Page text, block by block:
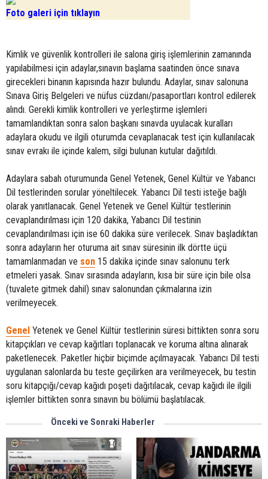
Foto galeri için tıklayın
Kimlik ve güvenlik kontrolleri ile salona giriş işlemlerinin zamanında
yapılabilmesi için adaylar,sınavın başlama saatinden önce sınava
girecekleri binanın kapısında hazır bulundu. Adaylar, sınav salonuna
Sınava Giriş Belgeleri ve nüfus cüzdanı/pasaportları kontrol edilerek
alındı. Gerekli kimlik kontrolleri ve yerleştirme işlemleri
tamamlandıktan sonra salon başkanı sınavda uyulacak kuralları
adaylara okudu ve ilgili oturumda cevaplanacak test için kullanılacak
sınav evrakı ile içinde kalem, silgi bulunan kutular dağıtıldı.
Adaylara sabah oturumunda Genel Yetenek, Genel Kültür ve Yabancı
Dil testlerinden sorular yöneltilecek. Yabancı Dil testi isteğe bağlı
olarak yanıtlanacak. Genel Yetenek ve Genel Kültür testlerinin
cevaplandırılması için 120 dakika, Yabancı Dil testinin
cevaplandırılması için ise 60 dakika süre verilecek. Sınav başladıktan
sonra adayların her oturuma ait sınav süresinin ilk dörtte üçü
tamamlanmadan ve son 15 dakika içinde sınav salonunu terk
etmeleri yasak. Sınav sırasında adayların, kısa bir süre için bile olsa
(tuvalete gitmek dahil) sınav salonundan çıkmalarına izin
verilmeyecek.
Genel Yetenek ve Genel Kültür testlerinin süresi bittikten sonra soru
kitapçıkları ve cevap kağıtları toplanacak ve koruma altına alınarak
paketlenecek. Paketler hiçbir biçimde açılmayacak. Yabancı Dil testi
uygulanan salonlarda bu teste geçilirken ara verilmeyecek, bu testin
soru kitapçığı/cevap kağıdı poşeti dağıtılacak, cevap kağıdı ile ilgili
işlemler bittikten sonra sınavın bu bölümü başlatılacak.
Önceki ve Sonraki Haberler